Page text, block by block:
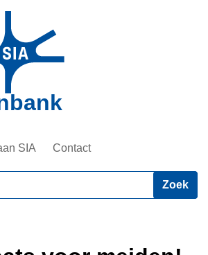
SIA Contact